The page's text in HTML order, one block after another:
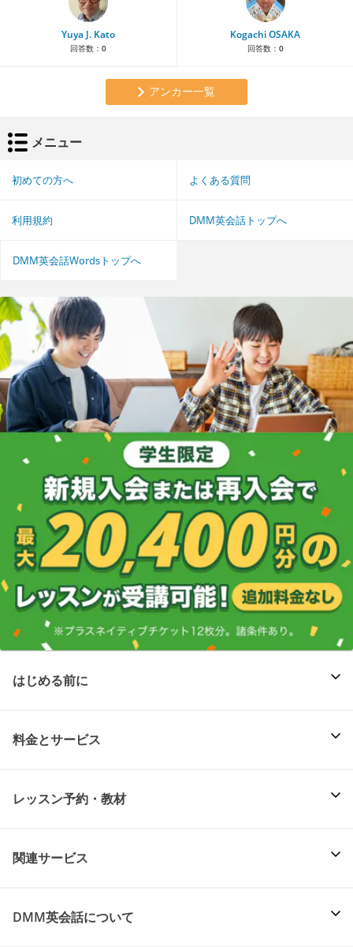
Yuya J. Kato
回答数： 0
Kogachi OSAKA
回答数： 0
アンカー一覧
メニュー
初めての方へ よくある質問
利用規約 DMM英会話トップへ
DMM英会話Wordsトップへ
はじめる前に
料金とサービス
レッスン予約・教材
関連サービス
DMM英会話について